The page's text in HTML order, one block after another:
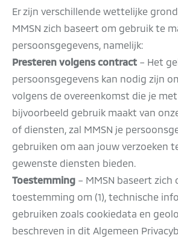
Er zijn verschillende wettelijke
MMSN zich baseert om gebruik te
persoonsgegevens, namelijk:
Presteren volgens contract – Het
persoonsgegevens kan nodig zijn
volgens de overeenkomst die je
bijvoorbeeld gebruik maakt van
of diensten, zal MMSN je
gebruiken om aan jouw verzoeken
gewenste diensten bieden.
Toestemming – MMSN baseert zich
toestemming om (1), technische
gebruiken zoals cookiedata en
beschreven in dit Algemeen